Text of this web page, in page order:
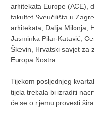
arhitekata Europe (ACE),
fakultet Sveučilišta u
arhitekata, Dalija Milonja,
Jasminka Pilar-Katavić,
Škevin, Hrvatski savjet za
Europa Nostra.
Tijekom posljednjeg
tijela trebala bi izraditi
će se o njemu provesti